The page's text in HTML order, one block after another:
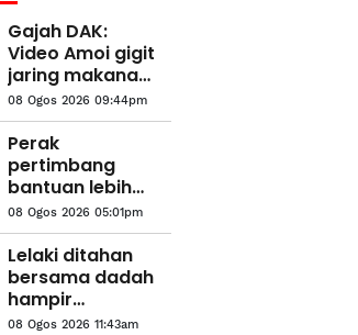
Gajah DAK:
Video Amoi gigit
jaring makanan
bukan petanda
tekanan - MPT
08 Ogos 2026 09:44pm
Perak
pertimbang
bantuan lebih
1,200 pesawah
terjejas di Bota
- Exco
08 Ogos 2026 05:01pm
Lelaki ditahan
bersama dadah
hampir
RM30,000
08 Ogos 2026 11:43am